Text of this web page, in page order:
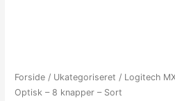
Forside / Ukategoriseret / Logitech
Optisk – 8 knapper – Sort